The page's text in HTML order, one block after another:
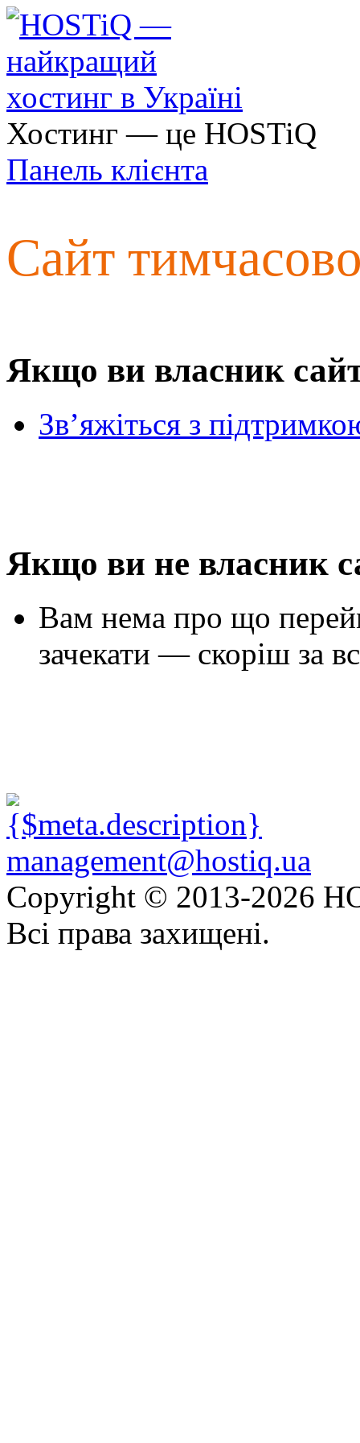
Хостинг — це HOSTiQ
Панель клієнта
Сайт
Якщо ви власник
Зв’яжіться з
Якщо ви не власник
Вам нема про що
зачекати — скоріш за
management@hostiq.ua
Copyright © 2013-2026
Всі права захищені.